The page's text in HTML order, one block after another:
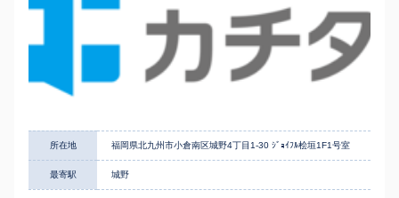
所在地 福岡県北九州市小倉南区城野4丁目1-30 ｼﾞｮｲﾌﾙ桧垣1F1号室
最寄駅 城野